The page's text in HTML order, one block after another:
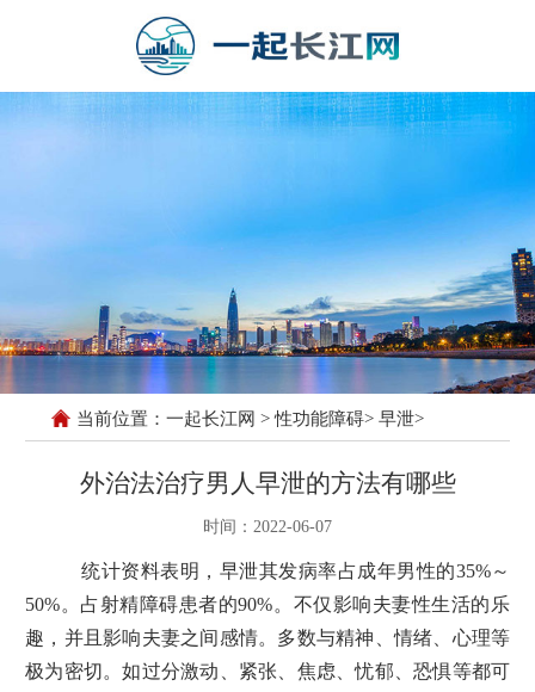
当前位置： 一起长江网 >性功能障碍> 早泄>
外治法治疗男人早泄的方法有哪些
时间：2022-06-07
统计资料表明，早泄其发病率占成年男性的35%～
50%。占射精障碍患者的90%。不仅影响夫妻性生活的乐
趣，并且影响夫妻之间感情。多数与精神、情绪、心理等
极为密切。如过分激动、紧张、焦虑、忧郁、恐惧等都可